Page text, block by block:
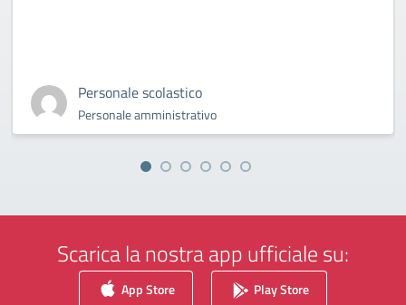
Personale scolastico
Personale amministrativo
Scarica la nostra app ufficiale su:
App Store Play Store